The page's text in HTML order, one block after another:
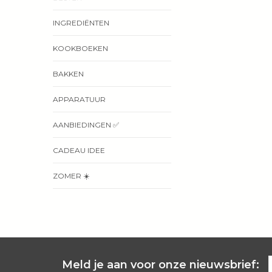
INGREDIËNTEN
KOOKBOEKEN
BAKKEN
APPARATUUR
AANBIEDINGEN ✅
CADEAU IDEE
ZOMER ☀️
Meld je aan voor onze nieuwsbrief: